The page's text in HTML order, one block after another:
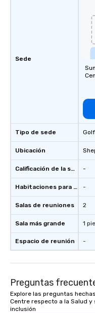
easy (and “non-
attendees to connect
especially those, for
different locations!
connections create a
collaborative
Sede
Tipo de sede
Ubicación
Calificación de la sede
Habitaciones para huéspedes
Salas de reuniones
Sala más grande
Espacio de reunión
-
-
2
1
-
Preguntas
Explore las preguntas
Centre respecto a la Salud
inclusión